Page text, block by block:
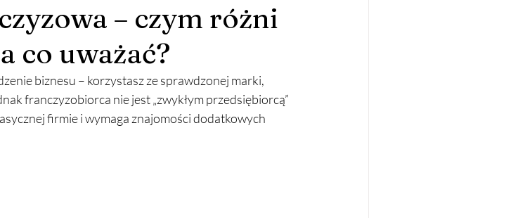
– czym różni
co uważać?
biznesu – korzystasz ze sprawdzonej marki,
franczyzobiorca nie jest „zwykłym przedsiębiorcą”
firmie i wymaga znajomości dodatkowych